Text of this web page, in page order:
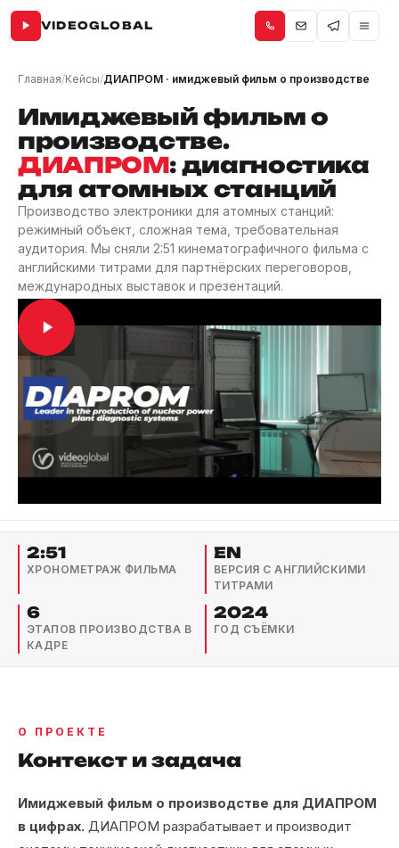
VIDEOGLOBAL
Главная/Кейсы/ДИАПРОМ · имиджевый фильм о производстве
Имиджевый фильм о
производстве.
ДИАПРОМ: диагностика
для атомных станций
Производство электроники для атомных станций:
режимный объект, сложная тема, требовательная
аудитория. Мы сняли 2:51 кинематографичного фильма с
английскими титрами для партнёрских переговоров,
международных выставок и презентаций.
2:51
ХРОНОМЕТРАЖ ФИЛЬМА
EN
ВЕРСИЯ С АНГЛИЙСКИМИ
ТИТРАМИ
6
ЭТАПОВ ПРОИЗВОДСТВА В
КАДРЕ
2024
ГОД СЪЁМКИ
О ПРОЕКТЕ
Контекст и задача
Имиджевый фильм о производстве для ДИАПРОМ
в цифрах. ДИАПРОМ разрабатывает и производит